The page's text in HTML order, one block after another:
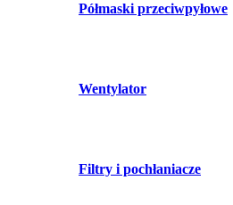
Półmaski przeciwpyłowe
Wentylator
Filtry i pochłaniacze